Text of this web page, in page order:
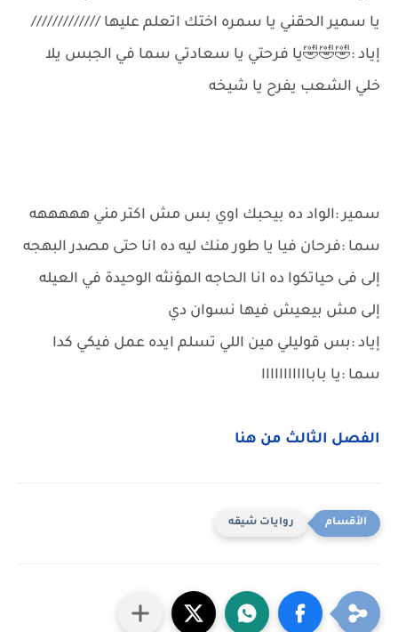
يا سمير الحقني يا سمره اختك اتعلم عليها /////////////
إياد :🤣🤣🤣يا فرحتي يا سعادتي سما في الجبس يلا
خلي الشعب يفرح يا شيخه
سمير :الواد ده بيحبك اوي بس مش اكتر مني هههههه
سما :فرحان فيا يا طور منك ليه ده انا حتى مصدر البهجه
إلى فى حياتكوا ده انا الحاجه المؤنثه الوحيدة في العيله
إلى مش بيعيش فيها نسوان دي
إياد :بس قوليلي مين اللي تسلم ايده عمل فيكي كدا
سما :يا بابااااااااااا
الفصل الثالث من هنا
روايات شيقه